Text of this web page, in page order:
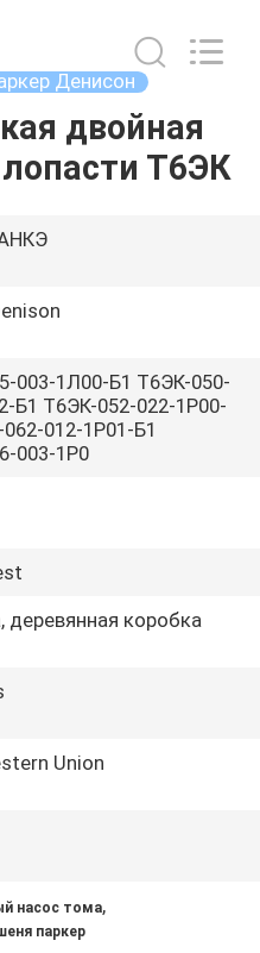
Денисон
двойная
Т6ЭК
003-1Л00-Б1 Т6ЭК-050-
Б1 Т6ЭК-052-022-1Р00-
012-1Р01-Б1
003-1Р0
деревянная коробка
Union
насос тома,
паркер